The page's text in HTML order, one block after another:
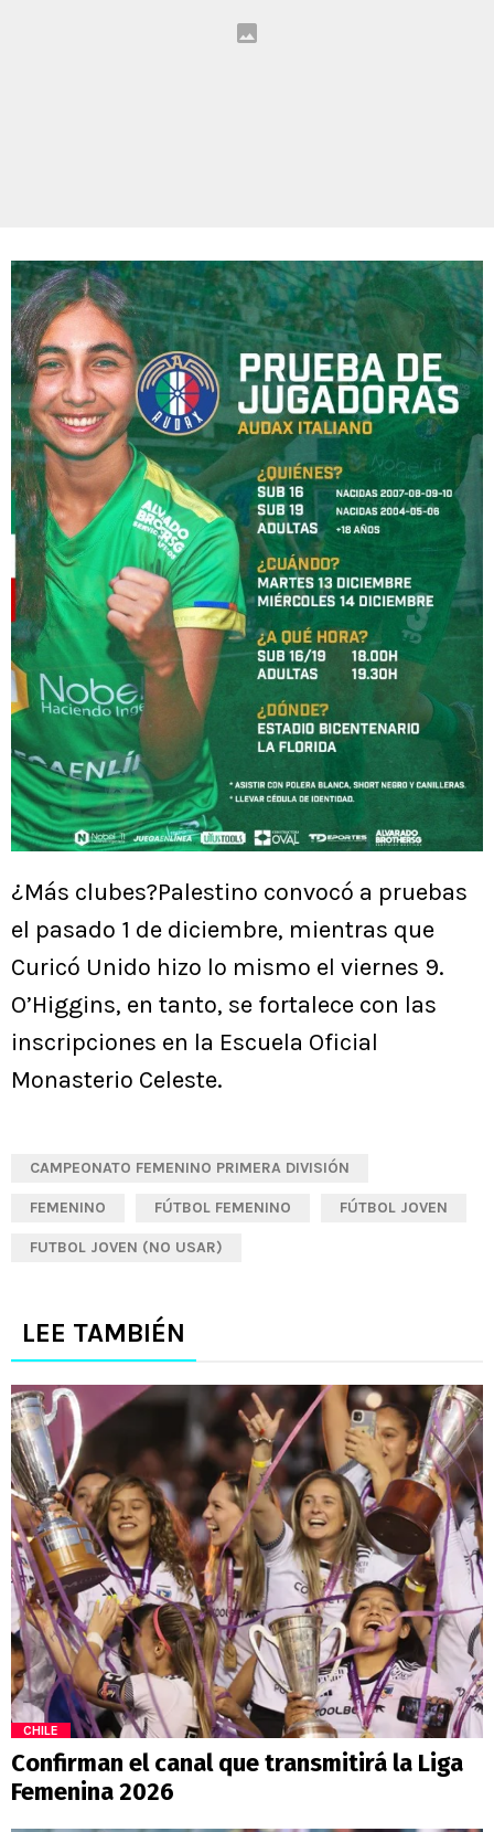
¿Más clubes?Palestino convocó a pruebas
el pasado 1 de diciembre, mientras que
Curicó Unido hizo lo mismo el viernes 9.
O’Higgins, en tanto, se fortalece con las
inscripciones en la Escuela Oficial
Monasterio Celeste.
CAMPEONATO FEMENINO PRIMERA DIVISIÓN
FEMENINO FÚTBOL FEMENINO FÚTBOL JOVEN
FUTBOL JOVEN (NO USAR)
LEE TAMBIÉN
CHILE
Confirman el canal que transmitirá la Liga
Femenina 2026